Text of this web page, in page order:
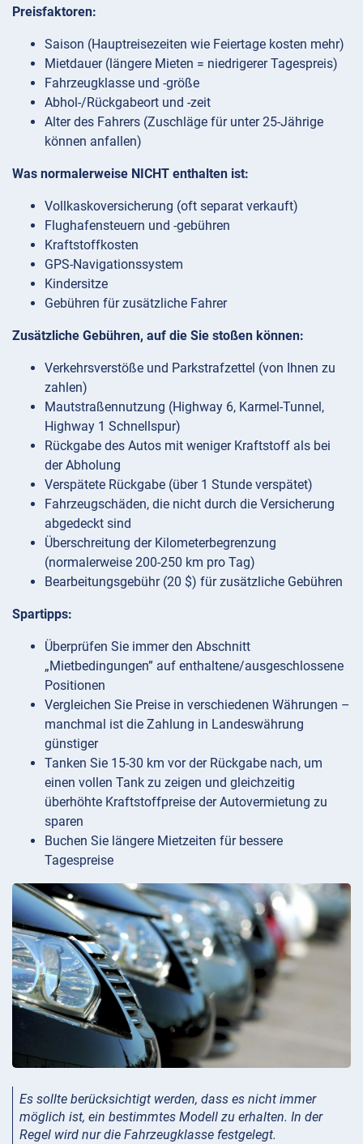
Preisfaktoren:
Saison (Hauptreisezeiten wie Feiertage kosten mehr)
Mietdauer (längere Mieten = niedrigerer Tagespreis)
Fahrzeugklasse und -größe
Abhol-/Rückgabeort und -zeit
Alter des Fahrers (Zuschläge für unter 25-Jährige
können anfallen)
Was normalerweise NICHT enthalten ist:
Vollkaskoversicherung (oft separat verkauft)
Flughafensteuern und -gebühren
Kraftstoffkosten
GPS-Navigationssystem
Kindersitze
Gebühren für zusätzliche Fahrer
Zusätzliche Gebühren, auf die Sie stoßen können:
Verkehrsverstöße und Parkstrafzettel (von Ihnen zu
zahlen)
Mautstraßennutzung (Highway 6, Karmel-Tunnel,
Highway 1 Schnellspur)
Rückgabe des Autos mit weniger Kraftstoff als bei
der Abholung
Verspätete Rückgabe (über 1 Stunde verspätet)
Fahrzeugschäden, die nicht durch die Versicherung
abgedeckt sind
Überschreitung der Kilometerbegrenzung
(normalerweise 200-250 km pro Tag)
Bearbeitungsgebühr (20 $) für zusätzliche Gebühren
Spartipps:
Überprüfen Sie immer den Abschnitt
„Mietbedingungen” auf enthaltene/ausgeschlossene
Positionen
Vergleichen Sie Preise in verschiedenen Währungen –
manchmal ist die Zahlung in Landeswährung
günstiger
Tanken Sie 15-30 km vor der Rückgabe nach, um
einen vollen Tank zu zeigen und gleichzeitig
überhöhte Kraftstoffpreise der Autovermietung zu
sparen
Buchen Sie längere Mietzeiten für bessere
Tagespreise
Es sollte berücksichtigt werden, dass es nicht immer
möglich ist, ein bestimmtes Modell zu erhalten. In der
Regel wird nur die Fahrzeugklasse festgelegt.